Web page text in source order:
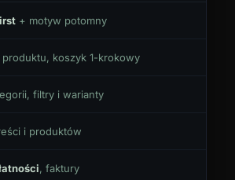
+ motyw potomny
produktu, koszyk 1-krokowy
filtry i warianty
i produktów
, faktury